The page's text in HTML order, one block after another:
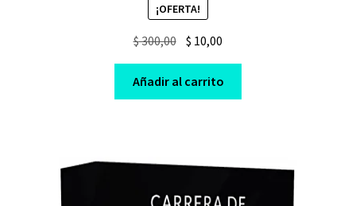
¡OFERTA!
$300,00 Original
price
was:
$ 300,00.
$ 10,00
price
is:
$ 10,00.
Añadir al carrito